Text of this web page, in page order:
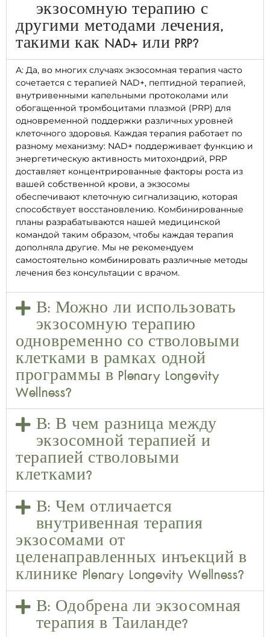
экзосомную терапию с
другими методами лечения,
такими как NAD+ или PRP?
А: Да, во многих случаях экзосомная терапия часто
сочетается с терапией NAD+, пептидной терапией,
внутривенными капельными протоколами или
обогащенной тромбоцитами плазмой (PRP) для
одновременной поддержки различных уровней
клеточного здоровья. Каждая терапия работает по
разному механизму: NAD+ поддерживает функцию и
энергетическую активность митохондрий, PRP
доставляет концентрированные факторы роста из
вашей собственной крови, а экзосомы
обеспечивают клеточную сигнализацию, которая
способствует восстановлению. Комбинированные
планы разрабатываются нашей медицинской
командой таким образом, чтобы каждая терапия
дополняла другие. Мы не рекомендуем
самостоятельно комбинировать различные методы
лечения без консультации с врачом.
В: Можно ли использовать
экзосомную терапию
одновременно со стволовыми
клетками в рамках одной
программы в Plenary Longevity
Wellness?
В: В чем разница между
экзосомной терапией и
терапией стволовыми
клетками?
В: Чем отличается
внутривенная терапия
экзосомами от
целенаправленных инъекций в
клинике Plenary Longevity Wellness?
В: Одобрена ли экзосомная
терапия в Таиланде?